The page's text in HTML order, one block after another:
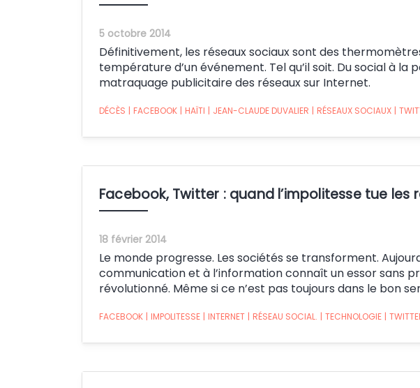
5 octobre 2014
Définitivement, les réseaux sociaux sont des
température d’un événement. Tel qu’il soit. Du social à la
matraquage publicitaire des réseaux sur Internet.
DÉCÈS | FACEBOOK | HAÏTI | JEAN-CLAUDE DUVALIER | RÉSEAUX SOCIAUX |
Facebook, Twitter : quand l’impolitesse tue les
18 février 2014
Le monde progresse. Les sociétés se transforment.
communication et à l’information connaît un essor sans
révolutionné. Même si ce n’est pas toujours dans le bon
FACEBOOK | IMPOLITESSE | INTERNET | RÉSEAU SOCIAL. | TECHNOLOGIE |